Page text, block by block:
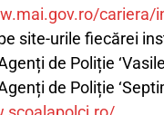
cariera/
site-urile fiecărei
de Poliție
de Poliție